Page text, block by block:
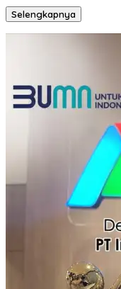
Selengkapnya